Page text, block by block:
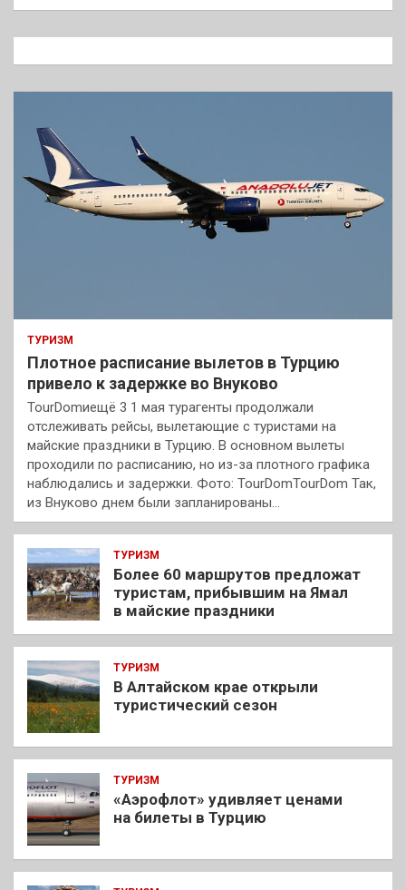
к
ТУРИЗМ
Плотное расписание вылетов в Турцию
привело к задержке во Внуково
TourDomиещё 3 1 мая турагенты продолжали
отслеживать рейсы, вылетающие с туристами на
майские праздники в Турцию. В основном вылеты
проходили по расписанию, но из-за плотного графика
наблюдались и задержки. Фото: TourDomTourDom Так,
из Внуково днем были запланированы…
ТУРИЗМ
Более 60 маршрутов предложат
туристам, прибывшим на Ямал
в майские праздники
ТУРИЗМ
В Алтайском крае открыли
туристический сезон
ТУРИЗМ
«Аэрофлот» удивляет ценами
на билеты в Турцию